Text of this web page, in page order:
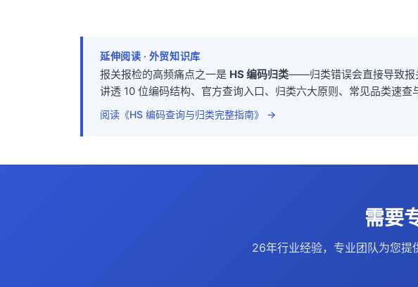
延伸阅读 · 外贸知识库
报关报检的高频痛点之一是 HS 编码归类——归类错误会直接导致报
讲透 10 位编码结构、官方查询入口、归类六大原则、常见品类速查
阅读《HS 编码查询与归类完整指南》 →
需要
26年行业经验，专业团队为您提